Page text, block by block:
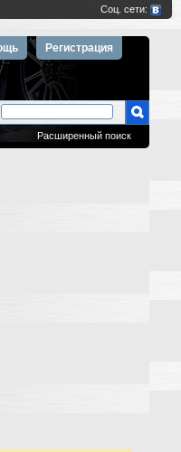
Регистрация
Расширенный поиск